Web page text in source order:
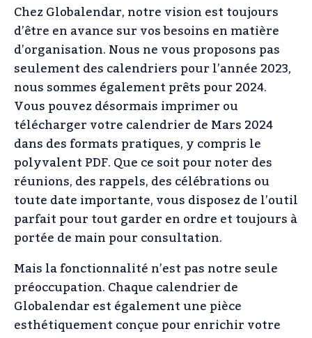
Chez Globalendar, notre vision est toujours
d’être en avance sur vos besoins en matière
d’organisation. Nous ne vous proposons pas
seulement des calendriers pour l’année 2023,
nous sommes également prêts pour 2024.
Vous pouvez désormais imprimer ou
télécharger votre calendrier de Mars 2024
dans des formats pratiques, y compris le
polyvalent PDF. Que ce soit pour noter des
réunions, des rappels, des célébrations ou
toute date importante, vous disposez de l’outil
parfait pour tout garder en ordre et toujours à
portée de main pour consultation.
Mais la fonctionnalité n’est pas notre seule
préoccupation. Chaque calendrier de
Globalendar est également une pièce
esthétiquement conçue pour enrichir votre